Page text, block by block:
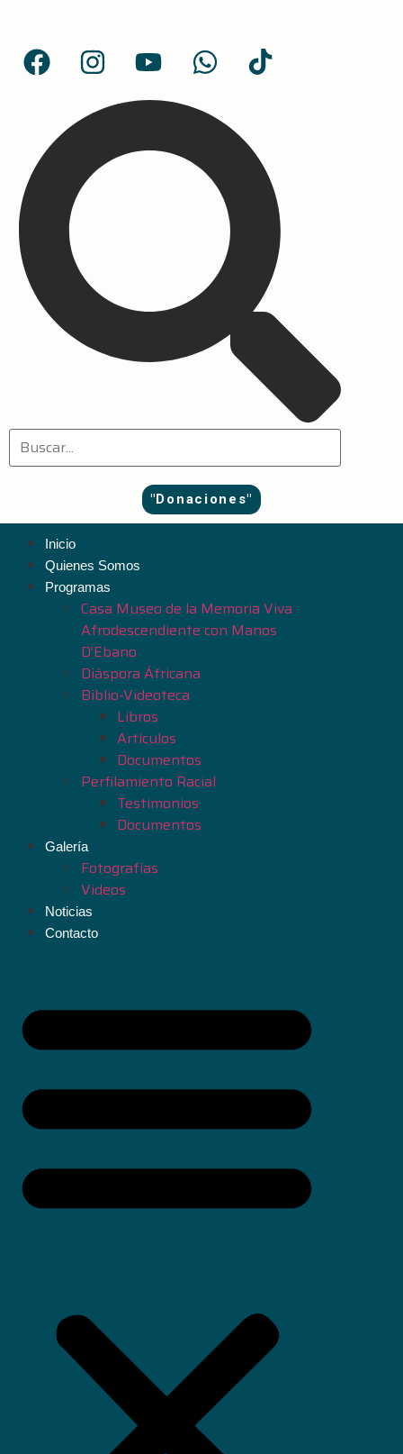
"Donaciones"
Inicio
Quienes Somos
Programas
Casa Museo de la Memoria Viva
Afrodescendiente con Manos
D’Ebano
Diáspora Áfricana
Biblio-Videoteca
Libros
Artículos
Documentos
Perfilamiento Racial
Testimonios
Documentos
Galería
Fotografías
Videos
Noticias
Contacto